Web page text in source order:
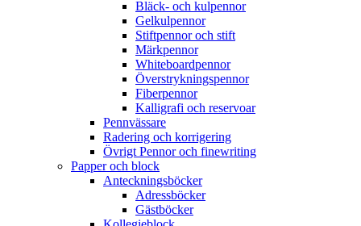
Bläck- och kulpennor
Gelkulpennor
Stiftpennor och stift
Märkpennor
Whiteboardpennor
Överstrykningspennor
Fiberpennor
Kalligrafi och reservoar
Pennvässare
Radering och korrigering
Övrigt Pennor och finewriting
Papper och block
Anteckningsböcker
Adressböcker
Gästböcker